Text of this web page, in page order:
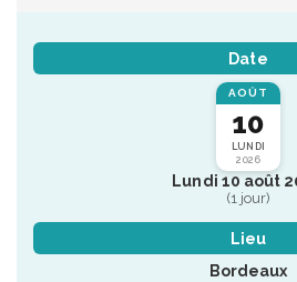
Date
AOÛT
10
LUNDI
2026
Lundi 10 août
(1 jour)
Lieu
Bordeaux